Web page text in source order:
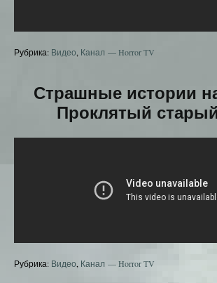
Рубрика: Видео Канал — Horror TV
Страшные истории
Проклятый
Рубрика: Видео, Канал — Horror TV